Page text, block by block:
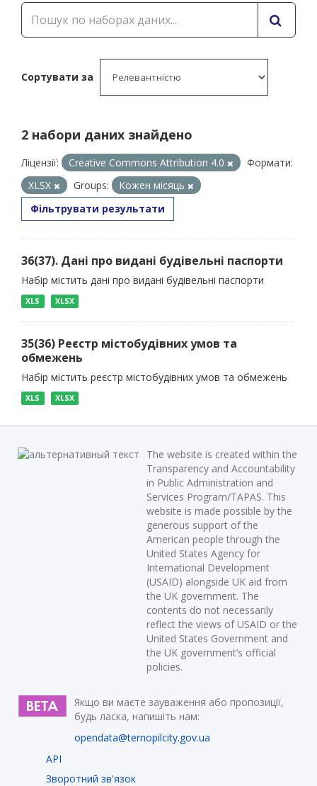
Сортувати за
2 набори даних знайдено
Ліцензії: Creative Commons Attribution 4.0
Формати:
XLSX
Groups:
Кожен місяць
Фільтрувати результати
36(37). Дані про видані будівельні паспорти
Набір містить дані про видані будівельні паспорти
XLS XLSX
35(36) Реєстр містобудівних умов та
обмежень
Набір містить реєстр містобудівних умов та обмежень
XLS XLSX
The website is created within the
Transparency and Accountability
in Public Administration and
Services Program/TAPAS. This
website is made possible by the
generous support of the
American people through the
United States Agency for
International Development
(USAID) alongside UK aid from
the UK government. The
contents do not necessarily
reflect the views of USAID or the
United States Government and
the UK government’s official
policies.
Якщо ви маєте зауваження або пропозиції,
будь ласка, напишіть нам:
opendata@ternopilcity.gov.ua
API
Зворотний зв'язок